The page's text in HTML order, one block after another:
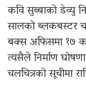
कवि सुब्बाको डेव्यु
सालको ब्लकबस्टर
बक्स अफिसमा १७
त्यसैले निर्माण
चलचित्रको सूचीमा